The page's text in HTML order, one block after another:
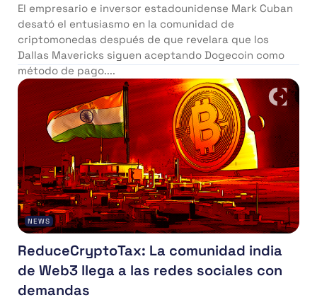
El empresario e inversor estadounidense Mark Cuban
desató el entusiasmo en la comunidad de
criptomonedas después de que revelara que los
Dallas Mavericks siguen aceptando Dogecoin como
método de pago....
NEWS
ReduceCryptoTax: La comunidad india
de Web3 llega a las redes sociales con
demandas